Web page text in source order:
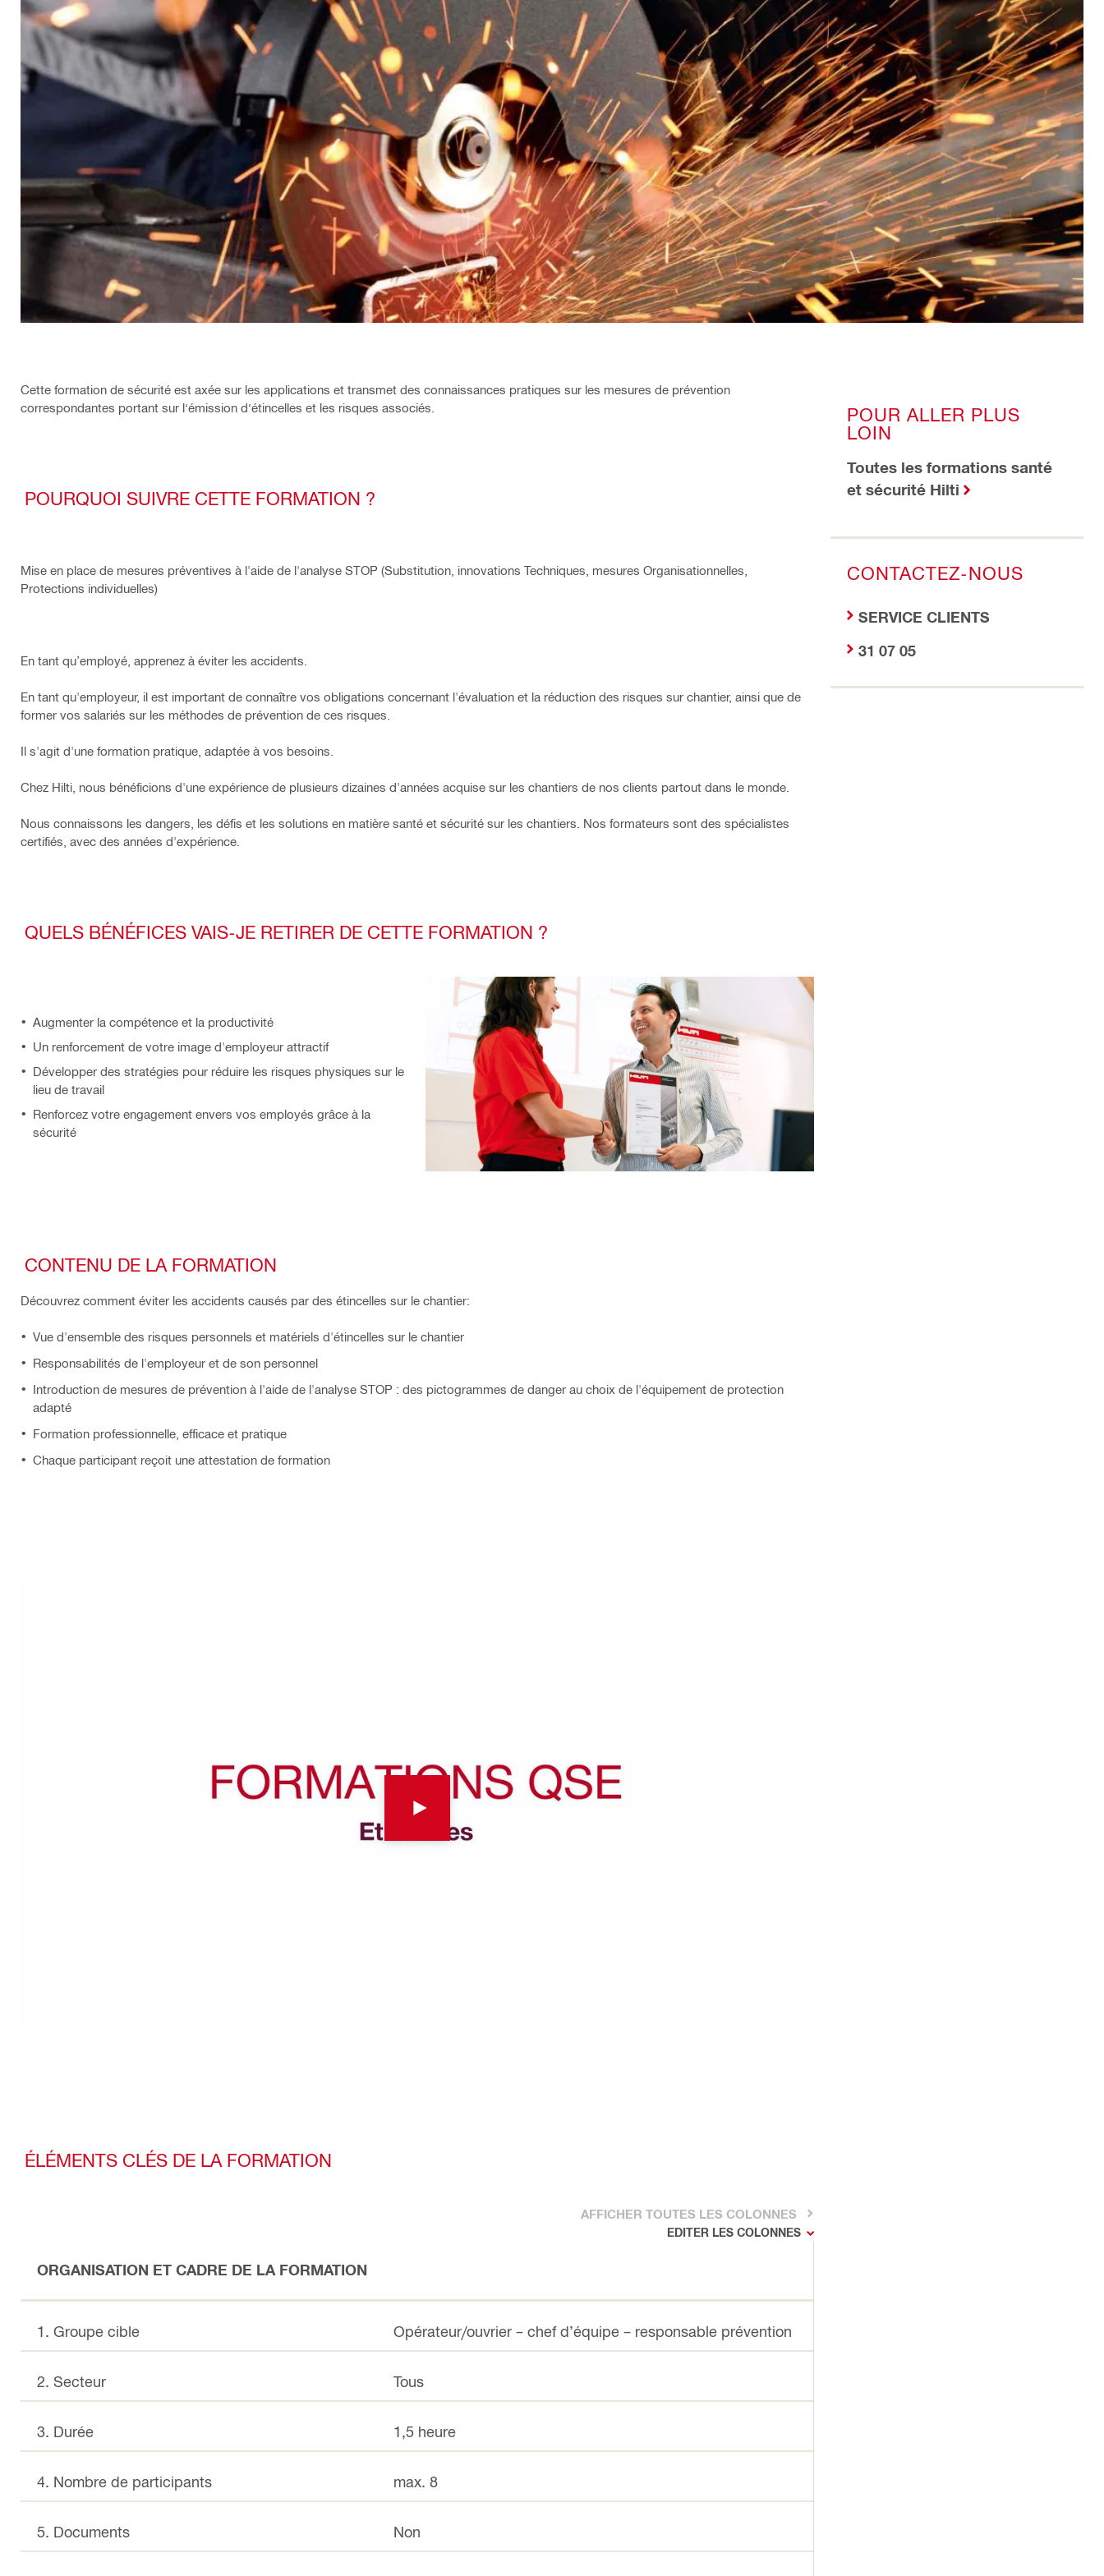
Cette formation de sécurité est axée sur les applications et transmet des connaissances pratiques sur les mesures de prévention
correspondantes portant sur l‘émission d‘étincelles et les risques associés.
POURQUOI SUIVRE CETTE FORMATION ?
Mise en place de mesures préventives à l'aide de l'analyse STOP (Substitution, innovations Techniques, mesures Organisationnelles,
Protections individuelles)
En tant qu’employé, apprenez à éviter les accidents.
En tant qu'employeur, il est important de connaître vos obligations concernant l'évaluation et la réduction des risques sur chantier, ainsi que de
former vos salariés sur les méthodes de prévention de ces risques.
Il s'agit d'une formation pratique, adaptée à vos besoins.
Chez Hilti, nous bénéficions d'une expérience de plusieurs dizaines d'années acquise sur les chantiers de nos clients partout dans le monde.
Nous connaissons les dangers, les défis et les solutions en matière santé et sécurité sur les chantiers. Nos formateurs sont des spécialistes
certifiés, avec des années d'expérience.
QUELS BÉNÉFICES VAIS-JE RETIRER DE CETTE FORMATION ?
Augmenter la compétence et la productivité
Un renforcement de votre image d'employeur attractif
Développer des stratégies pour réduire les risques physiques sur le
lieu de travail
Renforcez votre engagement envers vos employés grâce à la
sécurité
CONTENU DE LA FORMATION
Découvrez comment éviter les accidents causés par des étincelles sur le chantier:
Vue d'ensemble des risques personnels et matériels d'étincelles sur le chantier
Responsabilités de l'employeur et de son personnel
Introduction de mesures de prévention à l'aide de l'analyse STOP : des pictogrammes de danger au choix de l'équipement de protection
adapté
Formation professionnelle, efficace et pratique
Chaque participant reçoit une attestation de formation
ÉLÉMENTS CLÉS DE LA FORMATION
AFFICHER TOUTES LES COLONNES
EDITER LES COLONNES
ORGANISATION ET CADRE DE LA FORMATION
1. Groupe cible Opérateur/ouvrier – chef d’équipe – responsable prévention
2. Secteur Tous
3. Durée 1,5 heure
4. Nombre de participants max. 8
5. Documents Non
POUR ALLER PLUS
LOIN
Toutes les formations santé
et sécurité Hilti
CONTACTEZ-NOUS
SERVICE CLIENTS
31 07 05